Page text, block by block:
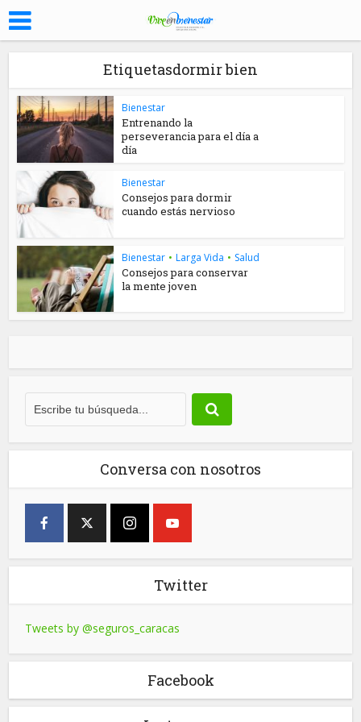
Etiquetasdormir bien
Bienestar
Entrenando la
perseverancia para el día a
día
Bienestar
Consejos para dormir
cuando estás nervioso
Bienestar • Larga Vida • Salud
Consejos para conservar
la mente joven
Conversa con nosotros
Twitter
Tweets by @seguros_caracas
Facebook